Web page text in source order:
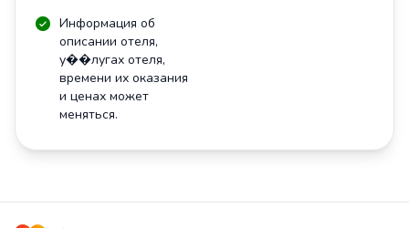
Информация об
описании отеля,
у��лугах отеля,
времени их оказания
и ценах может
меняться.